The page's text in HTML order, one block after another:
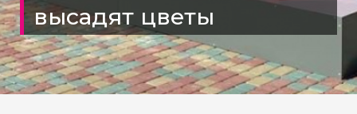
высадят цветы